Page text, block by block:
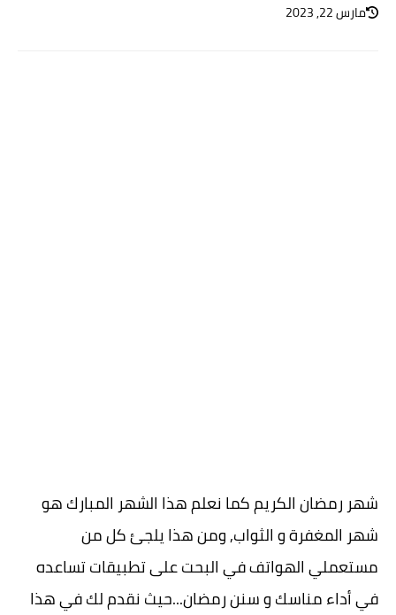
مارس 22, 2023
شهر رمضان الكريم كما نعلم هذا الشهر المبارك هو
شهر المغفرة و الثواب, ومن هذا يلجئ كل من
مستعملي الهواتف في البحت على تطبيقات تساعده
في أداء مناسك و سنن رمضان...حيث نقدم لك في هذا